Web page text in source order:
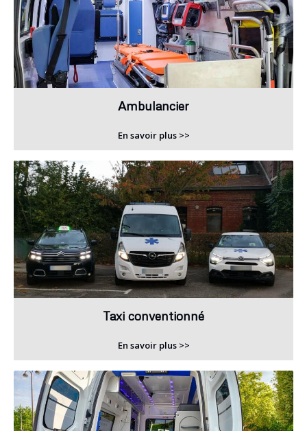
Ambulancier
En savoir plus >>
Taxi conventionné
En savoir plus >>